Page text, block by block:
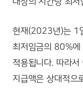
현재(2023년)는 1
최저임금의 80%
적용됩니다. 따라
지급액은 상대적으